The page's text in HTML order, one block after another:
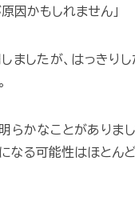
因かもしれません」
ましたが、はっきり
らかなことがありま
なる可能性はほとん